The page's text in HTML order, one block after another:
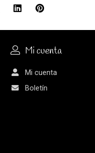
Mi cuenta
Mi cuenta
Boletín